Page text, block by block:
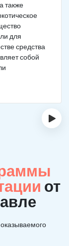
также
для
средства
собой
›
от